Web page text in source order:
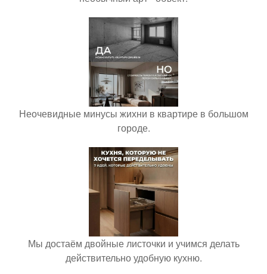
Неочевидные минусы жихни в квартире в большом
городе.
Мы достаём двойные листочки и учимся делать
действительно удобную кухню.